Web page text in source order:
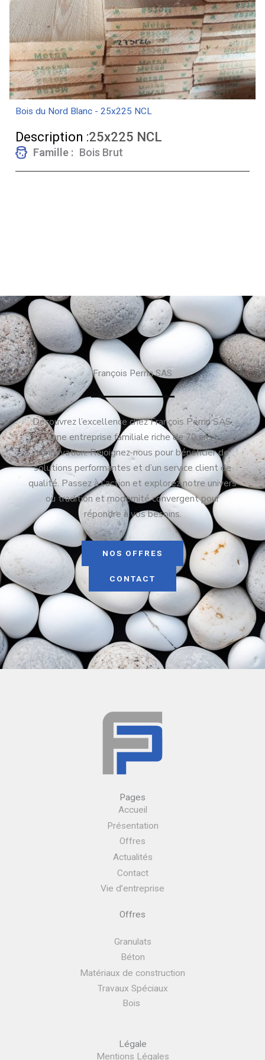
Bois du Nord Blanc - 25x225 NCL
Description :25x225 NCL
Famille : Bois Brut
François Perrin SAS
Découvrez l’excellence chez François Perrin SAS,
une entreprise familiale riche de 70 ans
d’innovation. Rejoignez-nous pour bénéficier de
solutions performantes et d’un service client de
qualité. Passez à l’action et explorez notre univers
où tradition et modernité convergent pour
répondre à vos besoins.
NOS OFFRES
CONTACT
Pages
Accueil
Présentation
Offres
Actualités
Contact
Vie d’entreprise
Offres
Granulats
Béton
Matériaux de construction
Travaux Spéciaux
Bois
Légale
Mentions Légales